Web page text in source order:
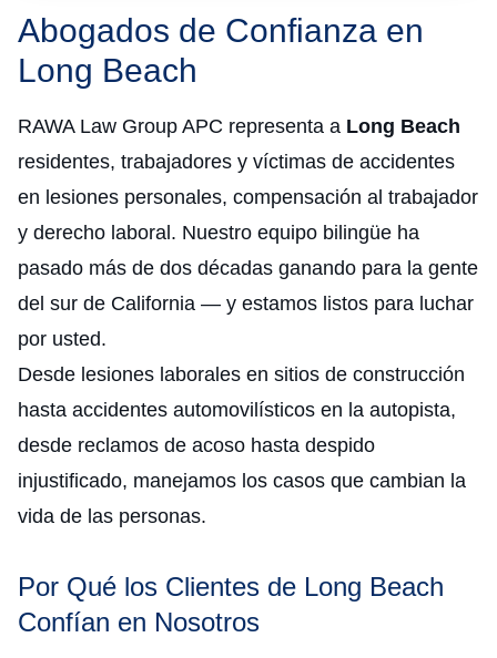
Abogados de Confianza en
Long Beach
RAWA Law Group APC representa a Long Beach
residentes, trabajadores y víctimas de accidentes
en lesiones personales, compensación al trabajador
y derecho laboral. Nuestro equipo bilingüe ha
pasado más de dos décadas ganando para la gente
del sur de California — y estamos listos para luchar
por usted.
Desde lesiones laborales en sitios de construcción
hasta accidentes automovilísticos en la autopista,
desde reclamos de acoso hasta despido
injustificado, manejamos los casos que cambian la
vida de las personas.
Por Qué los Clientes de Long Beach
Confían en Nosotros